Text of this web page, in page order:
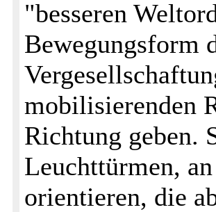
"besseren
Bewegungsform
mobilisierenden
Richtung geben.
Leuchttürmen,
orientieren, die